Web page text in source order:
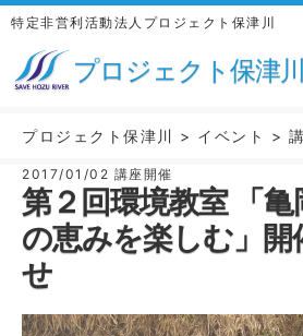
特定非営利活動法人プロジェクト保津川
プロジェクト保津川
プロジェクト保津川 > イベント >
2017/01/02 講座開催
第２回環境教室 「亀
の恵みを楽しむ」開
せ